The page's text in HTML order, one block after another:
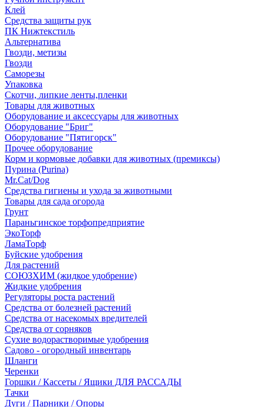
Клей
Средства защиты рук
ПК Нижтекстиль
Альтернатива
Гвозди, метизы
Гвозди
Саморезы
Упаковка
Скотчи, липкие ленты,пленки
Товары для животных
Оборудование и аксессуары для животных
Оборудование "Бриг"
Оборудование "Пятигорск"
Прочее оборудование
Корм и кормовые добавки для животных (премиксы)
Пурина (Purina)
Mr.Cat/Dog
Средства гигиены и ухода за животными
Товары для сада огорода
Грунт
Параньгинское торфопредприятие
ЭкоТорф
ЛамаТорф
Буйские удобрения
Для растений
СОЮЗХИМ (жидкое удобрение)
Жидкие удобрения
Регуляторы роста растений
Средства от болезней растений
Средства от насекомых вредителей
Средства от сорняков
Сухие водорастворимые удобрения
Садово - огородный инвентарь
Шланги
Черенки
Горшки / Кассеты / Ящики ДЛЯ РАССАДЫ
Тачки
Дуги / Парники / Опоры